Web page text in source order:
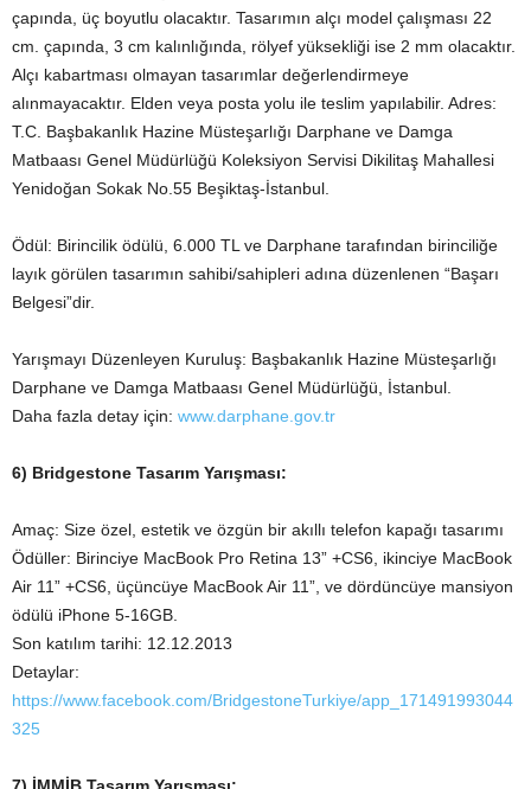
çapında, üç boyutlu olacaktır. Tasarımın alçı model çalışması 22
cm. çapında, 3 cm kalınlığında, rölyef yüksekliği ise 2 mm olacaktır.
Alçı kabartması olmayan tasarımlar değerlendirmeye
alınmayacaktır. Elden veya posta yolu ile teslim yapılabilir. Adres:
T.C. Başbakanlık Hazine Müsteşarlığı Darphane ve Damga
Matbaası Genel Müdürlüğü Koleksiyon Servisi Dikilitaş Mahallesi
Yenidoğan Sokak No.55 Beşiktaş-İstanbul.
Ödül: Birincilik ödülü, 6.000 TL ve Darphane tarafından birinciliğe
layık görülen tasarımın sahibi/sahipleri adına düzenlenen “Başarı
Belgesi”dir.
Yarışmayı Düzenleyen Kuruluş: Başbakanlık Hazine Müsteşarlığı
Darphane ve Damga Matbaası Genel Müdürlüğü, İstanbul.
Daha fazla detay için: www.darphane.gov.tr
6) Bridgestone Tasarım Yarışması:
Amaç: Size özel, estetik ve özgün bir akıllı telefon kapağı tasarımı
Ödüller: Birinciye MacBook Pro Retina 13” +CS6, ikinciye MacBook
Air 11” +CS6, üçüncüye MacBook Air 11”, ve dördüncüye mansiyon
ödülü iPhone 5-16GB.
Son katılım tarihi: 12.12.2013
Detaylar:
https://www.facebook.com/BridgestoneTurkiye/app_171491993044
325